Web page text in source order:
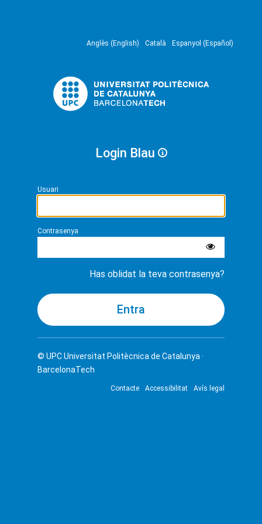
Anglès (English) Català Espanyol (Español)
Login Blau
Usuari
Contrasenya
Has oblidat la teva contrasenya?
© UPCUniversitat Politècnica de Catalunya ·
BarcelonaTech
Contacte Accessibilitat Avís legal